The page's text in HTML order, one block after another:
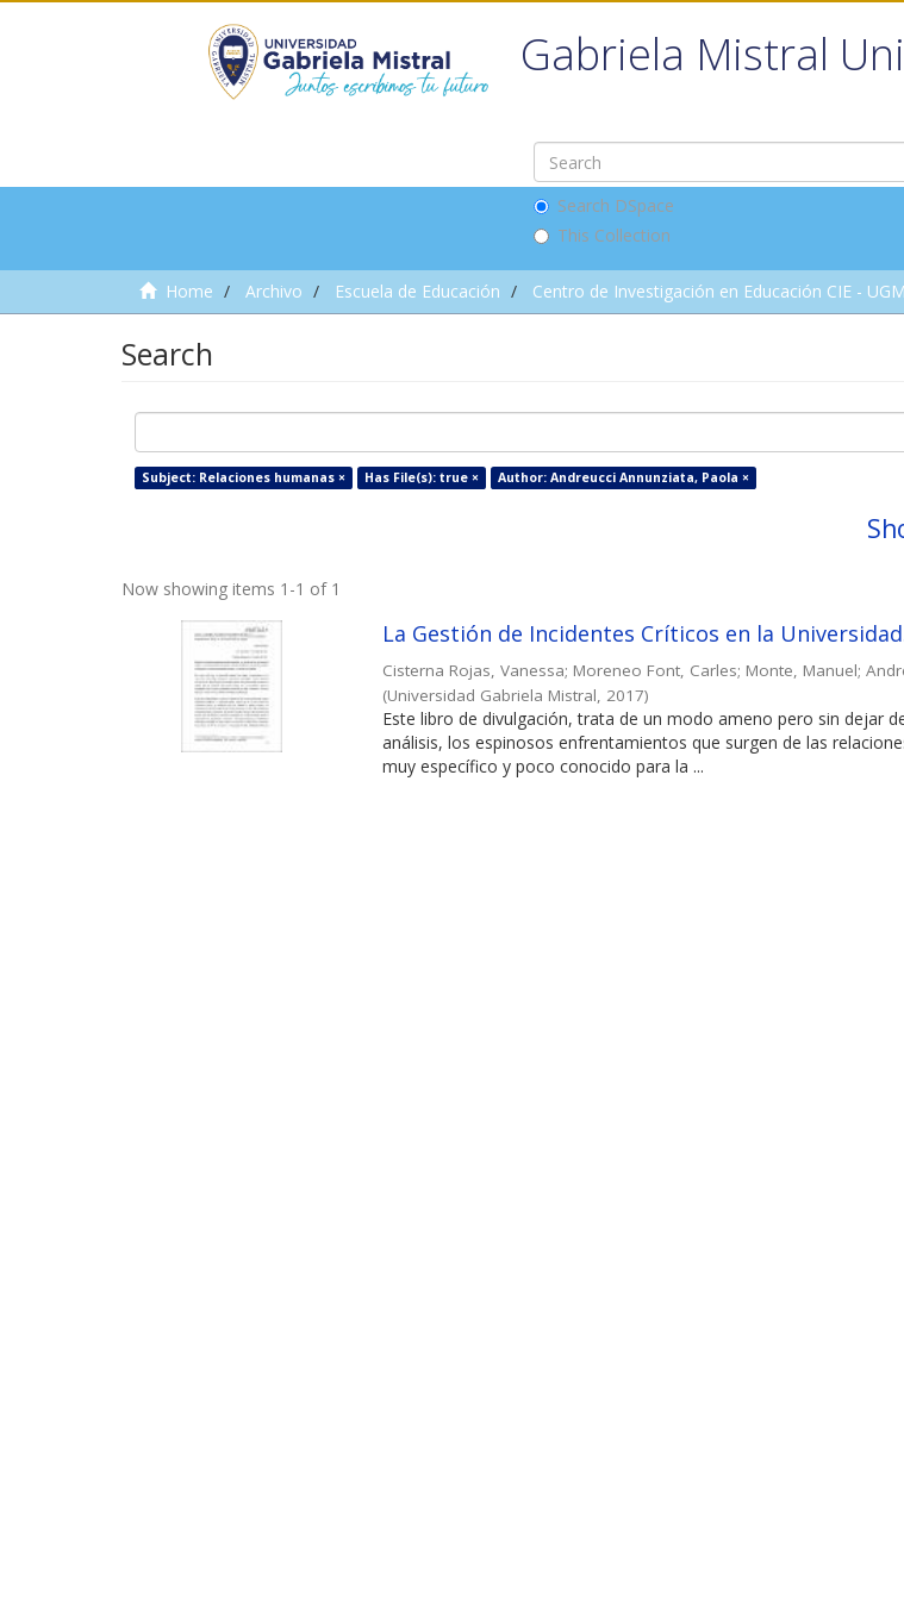
Gabriela Mistral
Search DSpace
This Collection
Home Archivo Escuela de Educación Centro de Investigación en Educación CIE - UGM
Search
Subject: Relaciones humanas × Has File(s): true × Author: Andreucci Annunziata, Paola ×
Now showing items 1-1 of 1
La Gestión de Incidentes Críticos en la
Cisterna Rojas, Vanessa; Moreneo Font, Carles; Monte, Manuel;
(Universidad Gabriela Mistral 2017)
Este libro de divulgación, trata de un modo ameno pero sin dejar
análisis, los espinosos enfrentamientos que surgen de las
muy específico y poco conocido para la ...